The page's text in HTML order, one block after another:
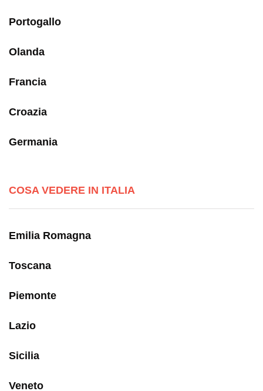
Portogallo
Olanda
Francia
Croazia
Germania
COSA VEDERE IN ITALIA
Emilia Romagna
Toscana
Piemonte
Lazio
Sicilia
Veneto